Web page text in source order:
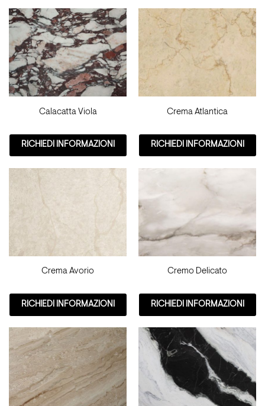
Calacatta Viola
RICHIEDI INFORMAZIONI
Crema Atlantica
RICHIEDI INFORMAZIONI
Crema Avorio
RICHIEDI INFORMAZIONI
Cremo Delicato
RICHIEDI INFORMAZIONI